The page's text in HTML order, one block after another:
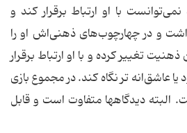
با او ارتباط برقرار کند و
و در چهارچوب‌های ذهنی‌اش او را
تغییر کرده و با او ارتباط برقرار
عاشق‌انه تر نگاه کند. در مجموع بازی
البته دیدگاهها متفاوت است و قابل